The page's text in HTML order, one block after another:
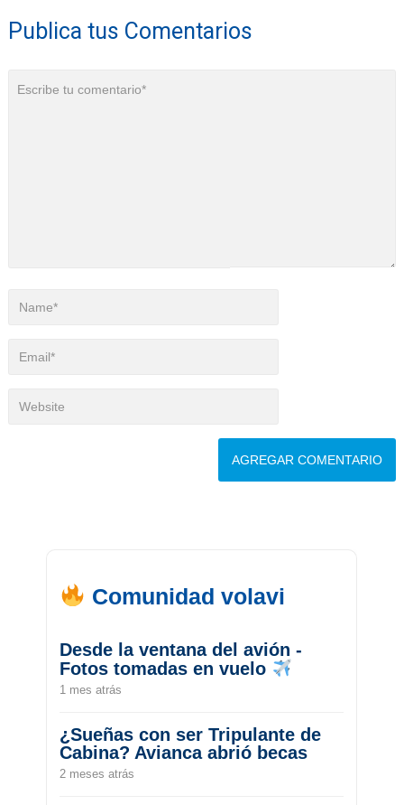
Publica tus Comentarios
Comunidad volavi
Desde la ventana del avión -
Fotos tomadas en vuelo
1 mes atrás
¿Sueñas con ser Tripulante de
Cabina? Avianca abrió becas
2 meses atrás